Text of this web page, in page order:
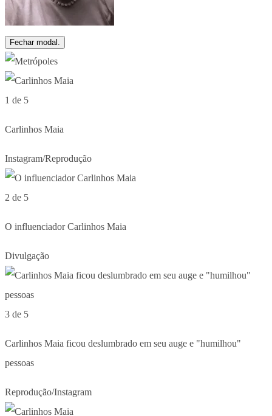
Fechar modal.
1 de 5
Carlinhos Maia
Instagram/Reprodução
2 de 5
O influenciador Carlinhos Maia
Divulgação
3 de 5
Carlinhos Maia ficou deslumbrado em seu auge e "humilhou"
pessoas
Reprodução/Instagram